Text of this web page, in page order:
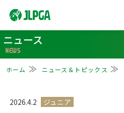
ニュース
NEWS
ホーム ニュース＆トピックス
2026.4.2